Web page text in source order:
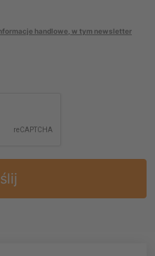
handlowe, w tym newsletter